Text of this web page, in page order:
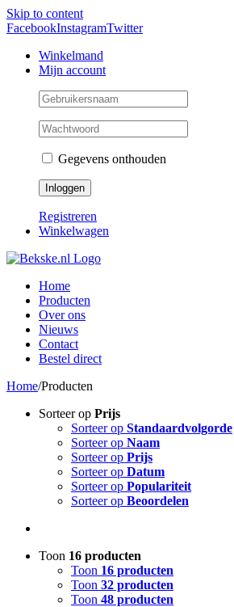
Skip to content
FacebookInstagramTwitter
Winkelmand
Mijn account
Gegevens onthouden
Registreren
Winkelwagen
Home
Producten
Over ons
Nieuws
Contact
Bestel direct
Home/Producten
Sorteer op Prijs
Sorteer op Standaardvolgorde
Sorteer op Naam
Sorteer op Prijs
Sorteer op Datum
Sorteer op Populariteit
Sorteer op Beoordelen
Toon 16 producten
Toon 16 producten
Toon 32 producten
Toon 48 producten